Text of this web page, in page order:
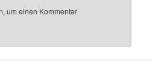
um einen Kommentar